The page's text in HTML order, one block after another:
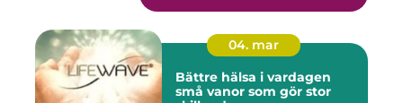
04. mar
Bättre hälsa i vardagen
små vanor som gör stor